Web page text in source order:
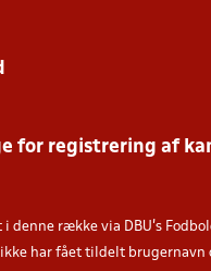
for registrering af
denne række via DBU's
har fået tildelt brugernavn